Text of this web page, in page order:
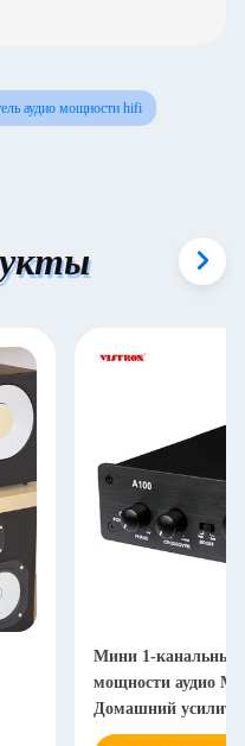
аудио мощности hifi
Мини 1-канальный
мощности аудио
Домашний